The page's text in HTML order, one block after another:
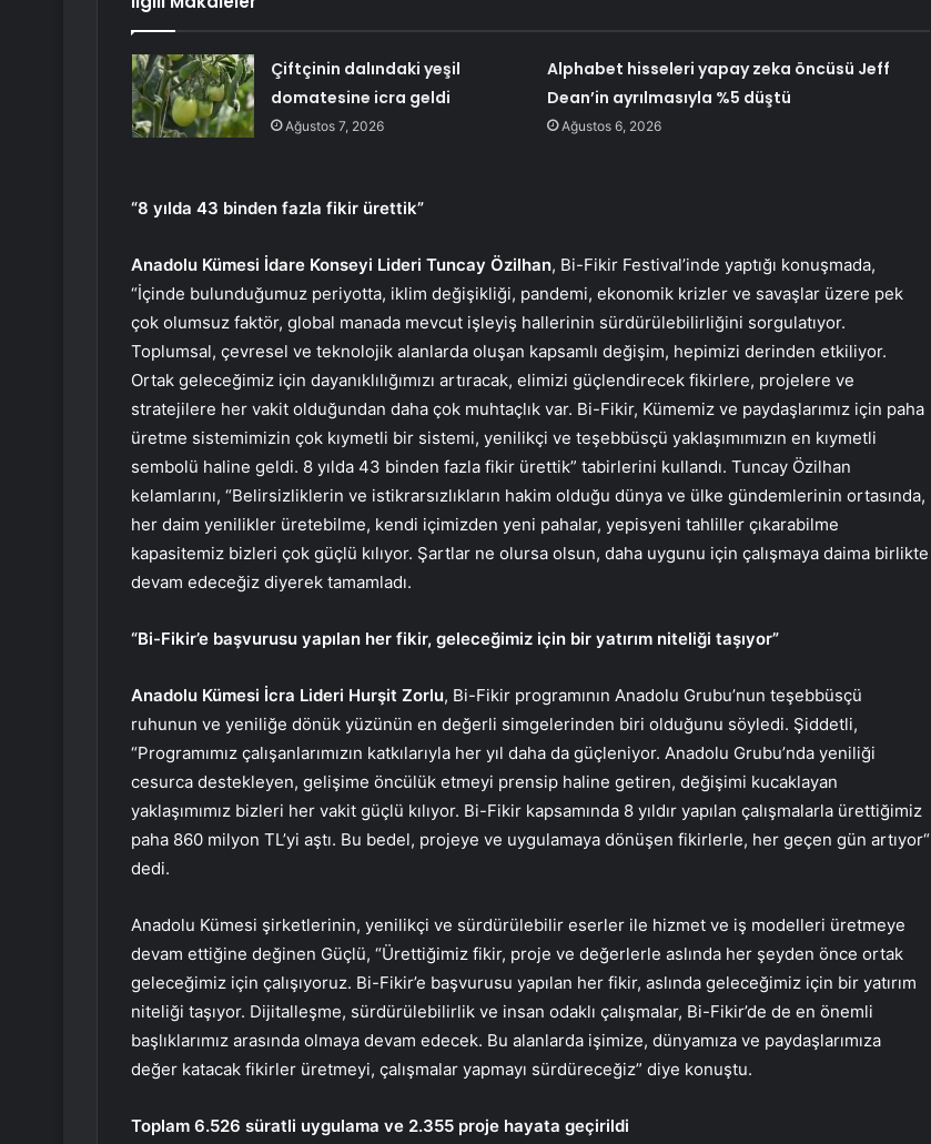
Çiftçinin dalındaki yeşil
domatesine icra geldi
Ağustos 7, 2026
Alphabet hisseleri yapay zeka öncüsü Jeff
Dean’in ayrılmasıyla %5 düştü
Ağustos 6, 2026
“8 yılda 43 binden fazla fikir ürettik”
Anadolu Kümesi İdare Konseyi Lideri Tuncay Özilhan, Bi-Fikir Festival’inde yaptığı konuşmada,
“İçinde bulunduğumuz periyotta, iklim değişikliği, pandemi, ekonomik krizler ve savaşlar üzere pek
çok olumsuz faktör, global manada mevcut işleyiş hallerinin sürdürülebilirliğini sorgulatıyor.
Toplumsal, çevresel ve teknolojik alanlarda oluşan kapsamlı değişim, hepimizi derinden etkiliyor.
Ortak geleceğimiz için dayanıklılığımızı artıracak, elimizi güçlendirecek fikirlere, projelere ve
stratejilere her vakit olduğundan daha çok muhtaçlık var. Bi-Fikir, Kümemiz ve paydaşlarımız için paha
üretme sistemimizin çok kıymetli bir sistemi, yenilikçi ve teşebbüsçü yaklaşımımızın en kıymetli
sembolü haline geldi. 8 yılda 43 binden fazla fikir ürettik” tabirlerini kullandı. Tuncay Özilhan
kelamlarını, “Belirsizliklerin ve istikrarsızlıkların hakim olduğu dünya ve ülke gündemlerinin ortasında,
her daim yenilikler üretebilme, kendi içimizden yeni pahalar, yepisyeni tahliller çıkarabilme
kapasitemiz bizleri çok güçlü kılıyor. Şartlar ne olursa olsun, daha uygunu için çalışmaya daima birlikte
devam edeceğiz diyerek tamamladı.
“Bi-Fikir’e başvurusu yapılan her fikir, geleceğimiz için bir yatırım niteliği taşıyor”
Anadolu Kümesi İcra Lideri Hurşit Zorlu, Bi-Fikir programının Anadolu Grubu’nun teşebbüsçü
ruhunun ve yeniliğe dönük yüzünün en değerli simgelerinden biri olduğunu söyledi. Şiddetli,
“Programımız çalışanlarımızın katkılarıyla her yıl daha da güçleniyor. Anadolu Grubu’nda yeniliği
cesurca destekleyen, gelişime öncülük etmeyi prensip haline getiren, değişimi kucaklayan
yaklaşımımız bizleri her vakit güçlü kılıyor. Bi-Fikir kapsamında 8 yıldır yapılan çalışmalarla ürettiğimiz
paha 860 milyon TL’yi aştı. Bu bedel, projeye ve uygulamaya dönüşen fikirlerle, her geçen gün artıyor“
dedi.
Anadolu Kümesi şirketlerinin, yenilikçi ve sürdürülebilir eserler ile hizmet ve iş modelleri üretmeye
devam ettiğine değinen Güçlü, “Ürettiğimiz fikir, proje ve değerlerle aslında her şeyden önce ortak
geleceğimiz için çalışıyoruz. Bi-Fikir’e başvurusu yapılan her fikir, aslında geleceğimiz için bir yatırım
niteliği taşıyor. Dijitalleşme, sürdürülebilirlik ve insan odaklı çalışmalar, Bi-Fikir’de de en önemli
başlıklarımız arasında olmaya devam edecek. Bu alanlarda işimize, dünyamıza ve paydaşlarımıza
değer katacak fikirler üretmeyi, çalışmalar yapmayı sürdüreceğiz” diye konuştu.
Toplam 6.526 süratli uygulama ve 2.355 proje hayata geçirildi